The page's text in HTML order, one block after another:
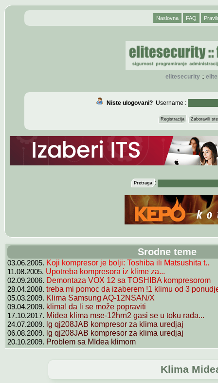
Naslovna FAQ
elitesecurity::
Niste ulogovani?Username :
Registracija Zaboravili
Pretraga :
Srodne teme
03.06.2005. Koji kompresor je bolji: Toshiba ili Matsushita t..
11.08.2005. Upotreba kompresora iz klime za...
02.09.2006. Demontaza VOX 12 sa TOSHIBA kompresorom
28.04.2008. treba mi pomoc da izaberem !1 klimu od 3
05.03.2009. Klima Samsung AQ-12NSAN/X
09.04.2009. klima! da li se može popraviti
17.10.2017. Midea klima mse-12hrn2 gasi se u toku rada...
24.07.2009. lg qj208JAB kompresor za klima uredjaj
06.08.2009. lg qj208JAB kompresor za klima uredjaj
20.10.2009. Problem sa MIdea klimom
Klima